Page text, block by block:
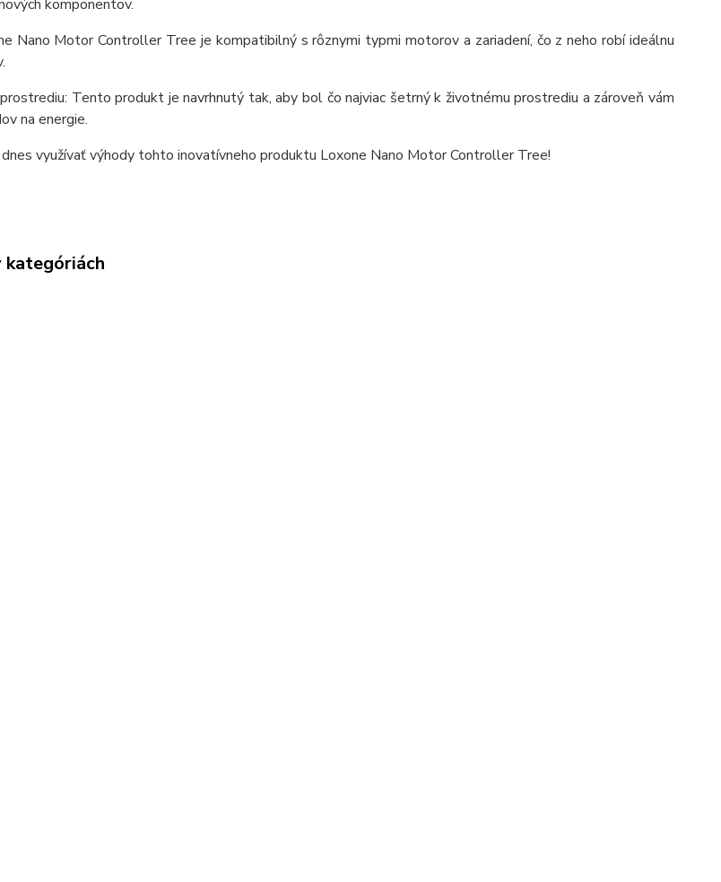
komponentov.
Nano Motor Controller Tree je kompatibilný s rôznymi typmi motorov a zariadení, čo z neho robí ideálnu
Tento produkt je navrhnutý tak, aby bol čo najviac šetrný k životnému prostrediu a zároveň vám
na energie.
využívať výhody tohto inovatívneho produktu Loxone Nano Motor Controller Tree!
kategóriách